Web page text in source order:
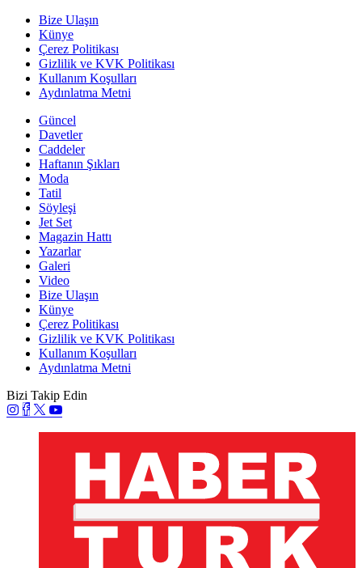
Bize Ulaşın
Künye
Çerez Politikası
Gizlilik ve KVK Politikası
Kullanım Koşulları
Aydınlatma Metni
Güncel
Davetler
Caddeler
Haftanın Şıkları
Moda
Tatil
Söyleşi
Jet Set
Magazin Hattı
Yazarlar
Galeri
Video
Bize Ulaşın
Künye
Çerez Politikası
Gizlilik ve KVK Politikası
Kullanım Koşulları
Aydınlatma Metni
Bizi Takip Edin